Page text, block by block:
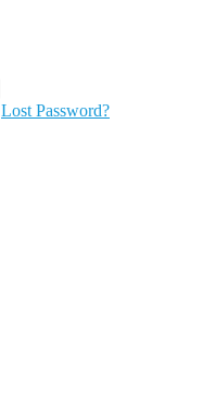
Lost Password?